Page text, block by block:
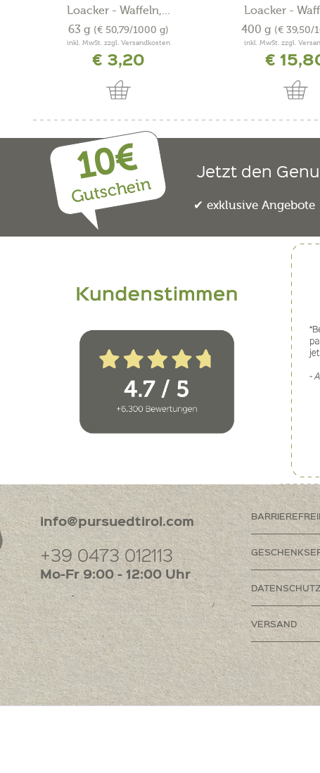
Loacker - Waffeln,...
63 g (€ 50,79/1000 g)
inkl. MwSt. zzgl. Versandkosten
€ 3,20
Loacker -
400 g (€ 39,50/
inkl. MwSt. zzgl.
€
10€
Gutschein
Jetzt den
exklusive Angebote
info@pursuedtirol.com
+39 0473 012113
Mo-Fr 9:00 - 12:00 Uhr
VERSAND